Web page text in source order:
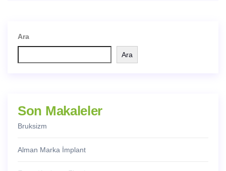
Ara
Ara
Son Makaleler
Bruksizm
Alman Marka İmplant